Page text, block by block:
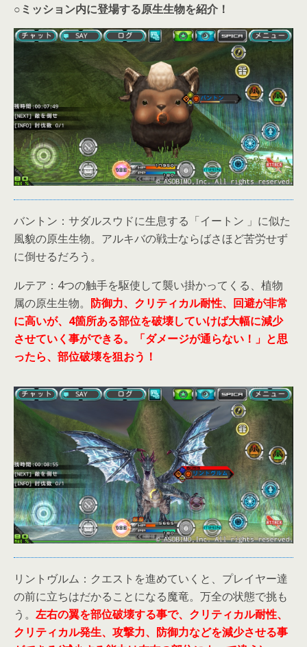
○ミッション内に登場する原生生物を紹介！
バントン：サダルスウドに生息する「イートン 」に似た
風貌の原生生物。アルキバの戦士ならばさほど苦労せず
に倒せるだろう。
ルテア：4つの触手を駆使して襲い掛かってくる、植物
属の原生生物。 防御力、クリティカル耐性、回避が非常
に高いが、4箇所ある部位を破壊していけば大幅に減少
させていく事ができる。「ダメージが通らない！」と思
ったら、部位破壊を狙おう！
リントヴルム：クエストを進めていくと、プレイヤー達
の前に立ちはだかることになる魔竜。万全の状態で挑も
う。 左右の翼を部位破壊する事で、クリティカル耐性、
クリティカル発生、攻撃力、防御力などを減少させる事